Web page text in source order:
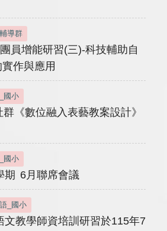
導群
員增能研習(三)-科技輔助自
作與應用
國小
《數位融入表藝教案設計》
國小
期 6月聯席會議
_國小
文教學師資培訓研習於115年7